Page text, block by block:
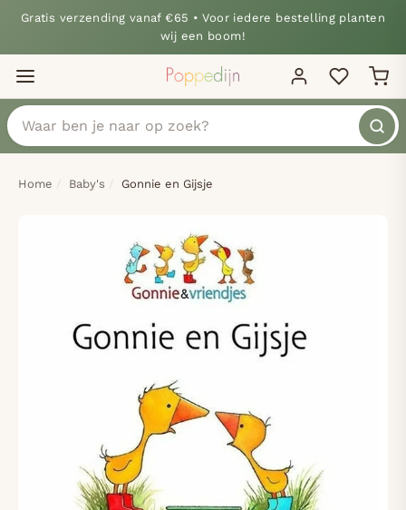
Gratis verzending vanaf €65 • Voor iedere bestelling planten
wij een boom!
Home Baby's Gonnie en Gijsje